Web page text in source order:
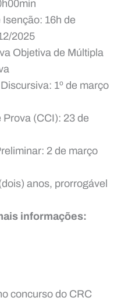
16h de
2025
Objetiva de Múltipla
1º de março
(CCI): 23 de
2 de março
anos, prorrogável
informações:
concurso do CRC